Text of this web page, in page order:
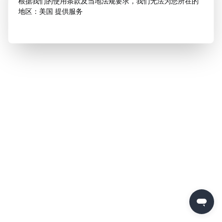
地区：美国 提供服务